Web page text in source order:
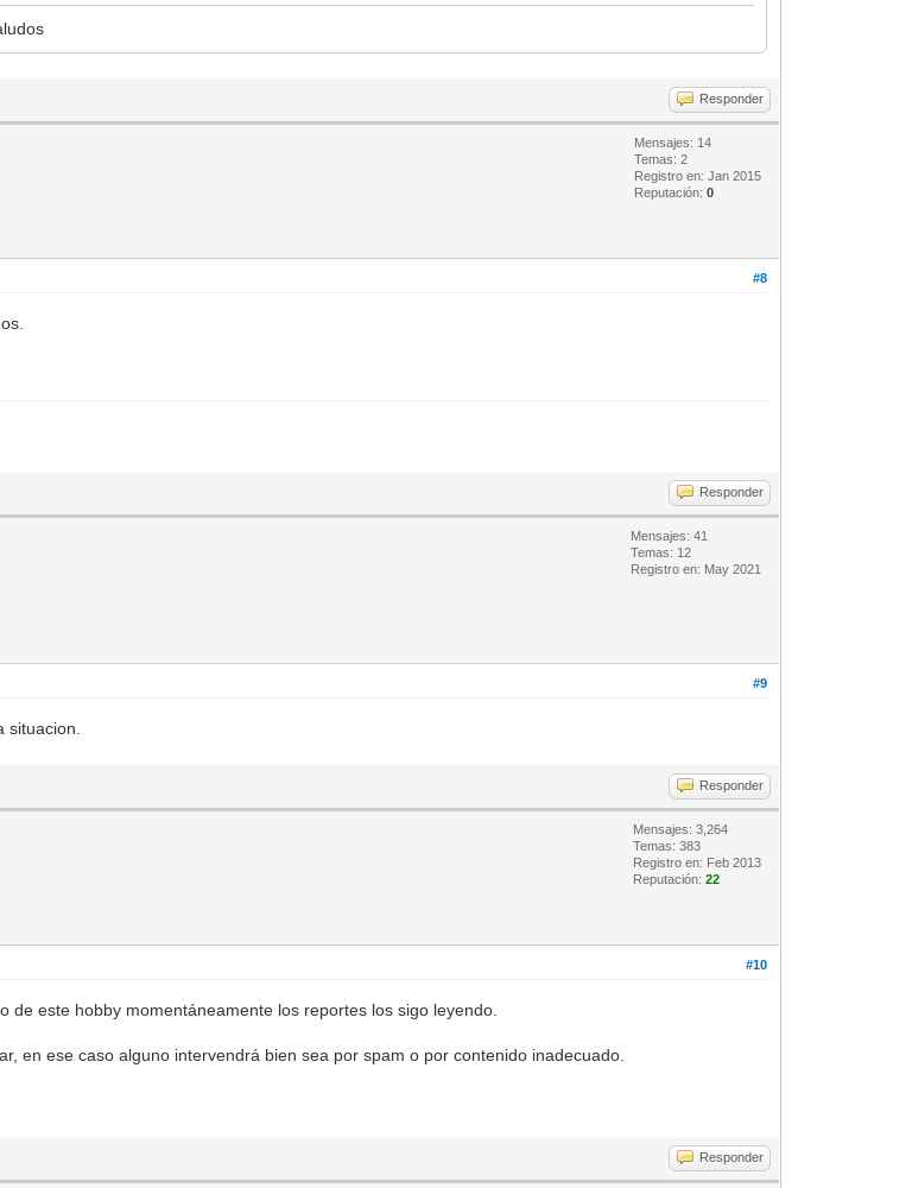
Responder
Mensajes: 14
Temas: 2
Registro en: Jan 2015
Reputación:0
#8
Responder
Mensajes: 41
Temas: 12
Registro en: May 2021
#9
Responder
Mensajes: 3,264
Temas: 383
Registro en: Feb 2013
Reputación:22
#10
este hobby momentáneamente los reportes los sigo leyendo.
en ese caso alguno intervendrá bien sea por spam o por contenido inadecuado.
Responder